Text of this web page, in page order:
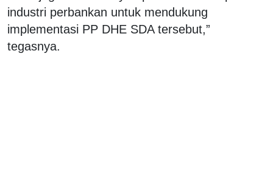
industri perbankan untuk mendukung
implementasi PP DHE SDA tersebut,”
tegasnya.